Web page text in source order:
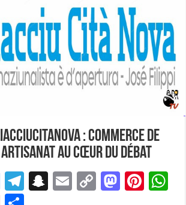
: Commerce de
au cœur du débat
Bl
u
T
S
E
C
M
Pi